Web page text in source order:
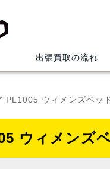
出張買取の流れ
PL1005 ウィメンズベッ
ウィメンズ